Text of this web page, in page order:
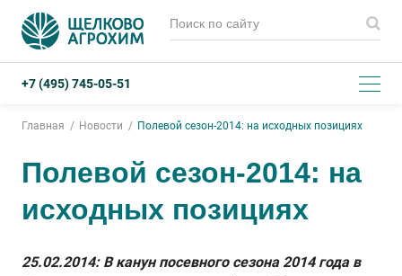
+7 (495) 745-05-51
Главная Новости Полевой сезон-2014: на исходных позициях
Полевой сезон-2014: на
исходных позициях
25.02.2014: В канун посевного сезона 2014 года в